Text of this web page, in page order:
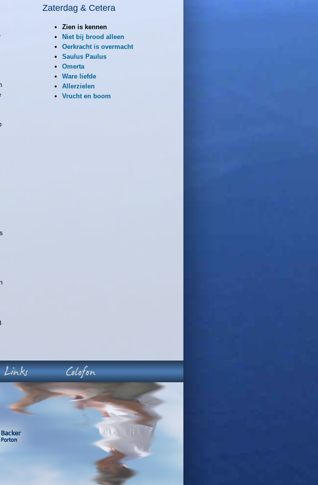
Zaterdag & Cetera
Zien is kennen
Niet bij brood alleen
Oerkracht is overmacht
Saulus Paulus
Omerta
Ware liefde
Allerzielen
Vrucht en boom